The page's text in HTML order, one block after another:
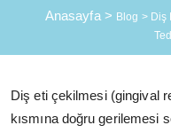
Anasayfa> Blog > Diş
Diş eti çekilmesi (gingival
kısmına doğru gerilemesi